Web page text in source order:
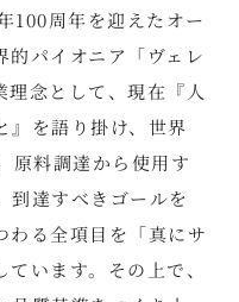
100周年を迎えたオー
的パイオニア「ヴェレ
理念として、現在『人
』を語り掛け、世界
原料調達から使用す
到達すべきゴールを
わる全項目を「真にサ
います。その上で、